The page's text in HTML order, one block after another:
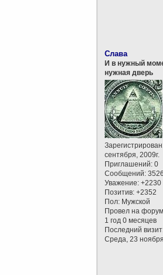
Слава
И в нужный
нужная дверь
Зарегистрирован
сентября, 2009г.
Приглашений: 0
Сообщений:
Уважение: +2230
Позитив: +2352
Пол: Мужской
Провел на
1 год 0 месяцев
Последний
Среда, 23